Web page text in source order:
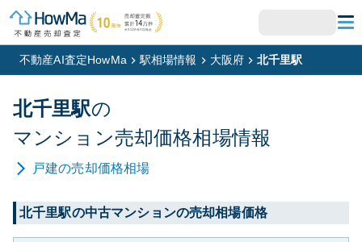
不動産AI査定HowMa 駅相場情報 大阪府 北千里駅
北千里駅の
マンション売却価格相場情報
戸建の売却価格相場
北千里駅の中古マンションの売却相場価格